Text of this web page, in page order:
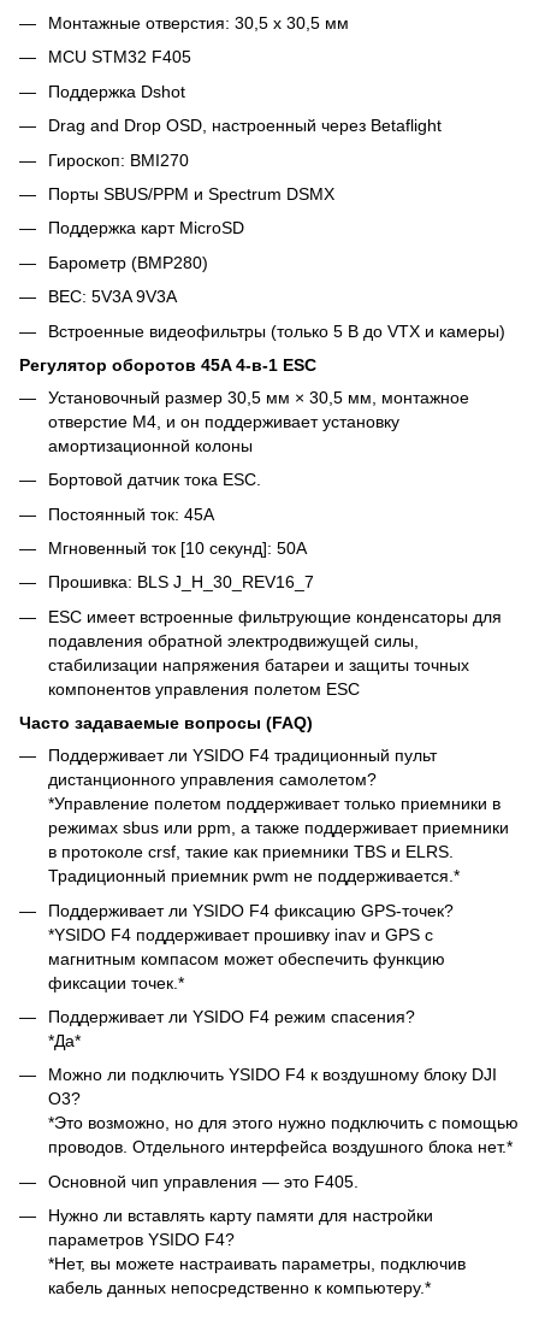
Монтажные отверстия: 30,5 х 30,5 мм
MCU STM32 F405
Поддержка Dshot
Drag and Drop OSD, настроенный через Betaflight
Гироскоп: BMI270
Порты SBUS/PPM и Spectrum DSMX
Поддержка карт MicroSD
Барометр (BMP280)
BEC: 5V3A 9V3A
Встроенные видеофильтры (только 5 В до VTX и камеры)
Регулятор оборотов 45A 4-в-1 ESC
Установочный размер 30,5 мм × 30,5 мм, монтажное
отверстие M4, и он поддерживает установку
амортизационной колоны
Бортовой датчик тока ESC.
Постоянный ток: 45А
Мгновенный ток [10 секунд]: 50A
Прошивка: BLS J_H_30_REV16_7
ESC имеет встроенные фильтрующие конденсаторы для
подавления обратной электродвижущей силы,
стабилизации напряжения батареи и защиты точных
компонентов управления полетом ESC
Часто задаваемые вопросы (FAQ)
Поддерживает ли YSIDO F4 традиционный пульт
дистанционного управления самолетом?
*Управление полетом поддерживает только приемники в
режимах sbus или ppm, а также поддерживает приемники
в протоколе crsf, такие как приемники TBS и ELRS.
Традиционный приемник pwm не поддерживается.*
Поддерживает ли YSIDO F4 фиксацию GPS-точек?
*YSIDO F4 поддерживает прошивку inav и GPS с
магнитным компасом может обеспечить функцию
фиксации точек.*
Поддерживает ли YSIDO F4 режим спасения?
*Да*
Можно ли подключить YSIDO F4 к воздушному блоку DJI
O3?
*Это возможно, но для этого нужно подключить с помощью
проводов. Отдельного интерфейса воздушного блока нет.*
Основной чип управления — это F405.
Нужно ли вставлять карту памяти для настройки
параметров YSIDO F4?
*Нет, вы можете настраивать параметры, подключив
кабель данных непосредственно к компьютеру.*